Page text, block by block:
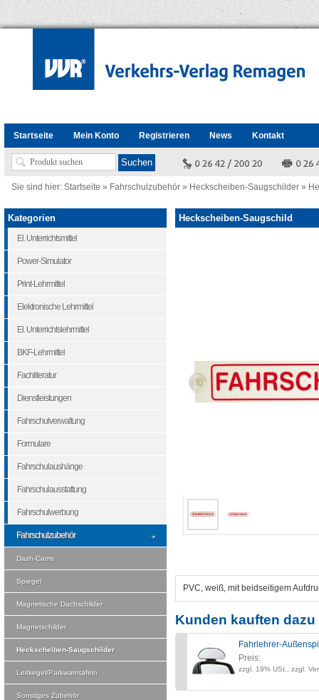
Startseite Mein Konto Registrieren News Kontakt
Sie sind hier: Startseite » Fahrschulzubehör » Heckscheiben-Saugschilder »
Heckscheiben-Saugschild
PVC, weiß, mit beidseitigem
Kunden kauften
Fahrlehrer-
Preis:
zzgl. 19% USt., zzgl.
Kategorien
El. Unterrichtsmittel
Power-Simulator
Print-Lehrmittel
Elektronische Lehrmittel
El. Unterrichtslehrmittel
BKF-Lehrmittel
Fachliteratur
Dienstleistungen
Fahrschulverwaltung
Formulare
Fahrschulaushänge
Fahrschulausstattung
Fahrschulwerbung
Fahrschulzubehör
Dash-Cams
Spiegel
Magnetische Dachschilder
Magnetschilder
Heckscheiben-Saugschilder
Leitkegel/Parkwarntafeln
Sonstiges Zubehör